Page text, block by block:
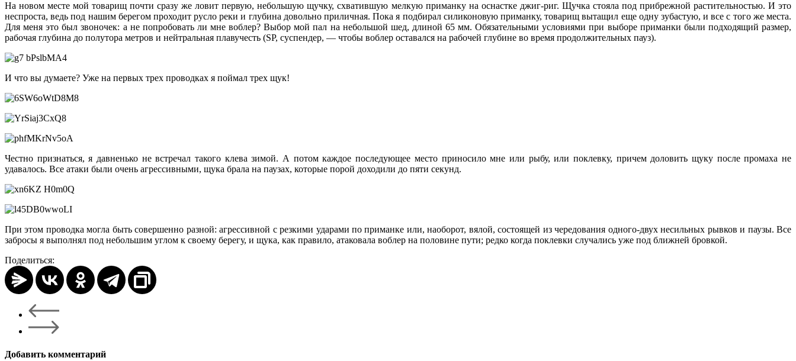
На новом месте мой товарищ почти сразу же ловит первую, небольшую щучку, схватившую мелкую приманку на оснастке джиг-риг. Щучка стояла под прибрежной растительностью. И это
неспроста, ведь под нашим берегом проходит русло реки и глубина довольно приличная. Пока я подбирал силиконовую приманку, товарищ вытащил еще одну зубастую, и все с того же места.
Для меня это был звоночек: а не попробовать ли мне воблер? Выбор мой пал на небольшой шед, длиной 65 мм. Обязательными условиями при выборе приманки были подходящий размер,
рабочая глубина до полутора метров и нейтральная плавучесть (SP, суспендер, — чтобы воблер оставался на рабочей глубине во время продолжительных пауз).
И что вы думаете? Уже на первых трех проводках я поймал трех щук!
Честно признаться, я давненько не встречал такого клева зимой. А потом каждое последующее место приносило мне или рыбу, или поклевку, причем доловить щуку после промаха не
удавалось. Все атаки были очень агрессивными, щука брала на паузах, которые порой доходили до пяти секунд.
При этом проводка могла быть совершенно разной: агрессивной с резкими ударами по приманке или, наоборот, вялой, состоящей из чередования одного-двух несильных рывков и паузы. Все
забросы я выполнял под небольшим углом к своему берегу, и щука, как правило, атаковала воблер на половине пути; редко когда поклевки случались уже под ближней бровкой.
Поделиться:
Добавить комментарий